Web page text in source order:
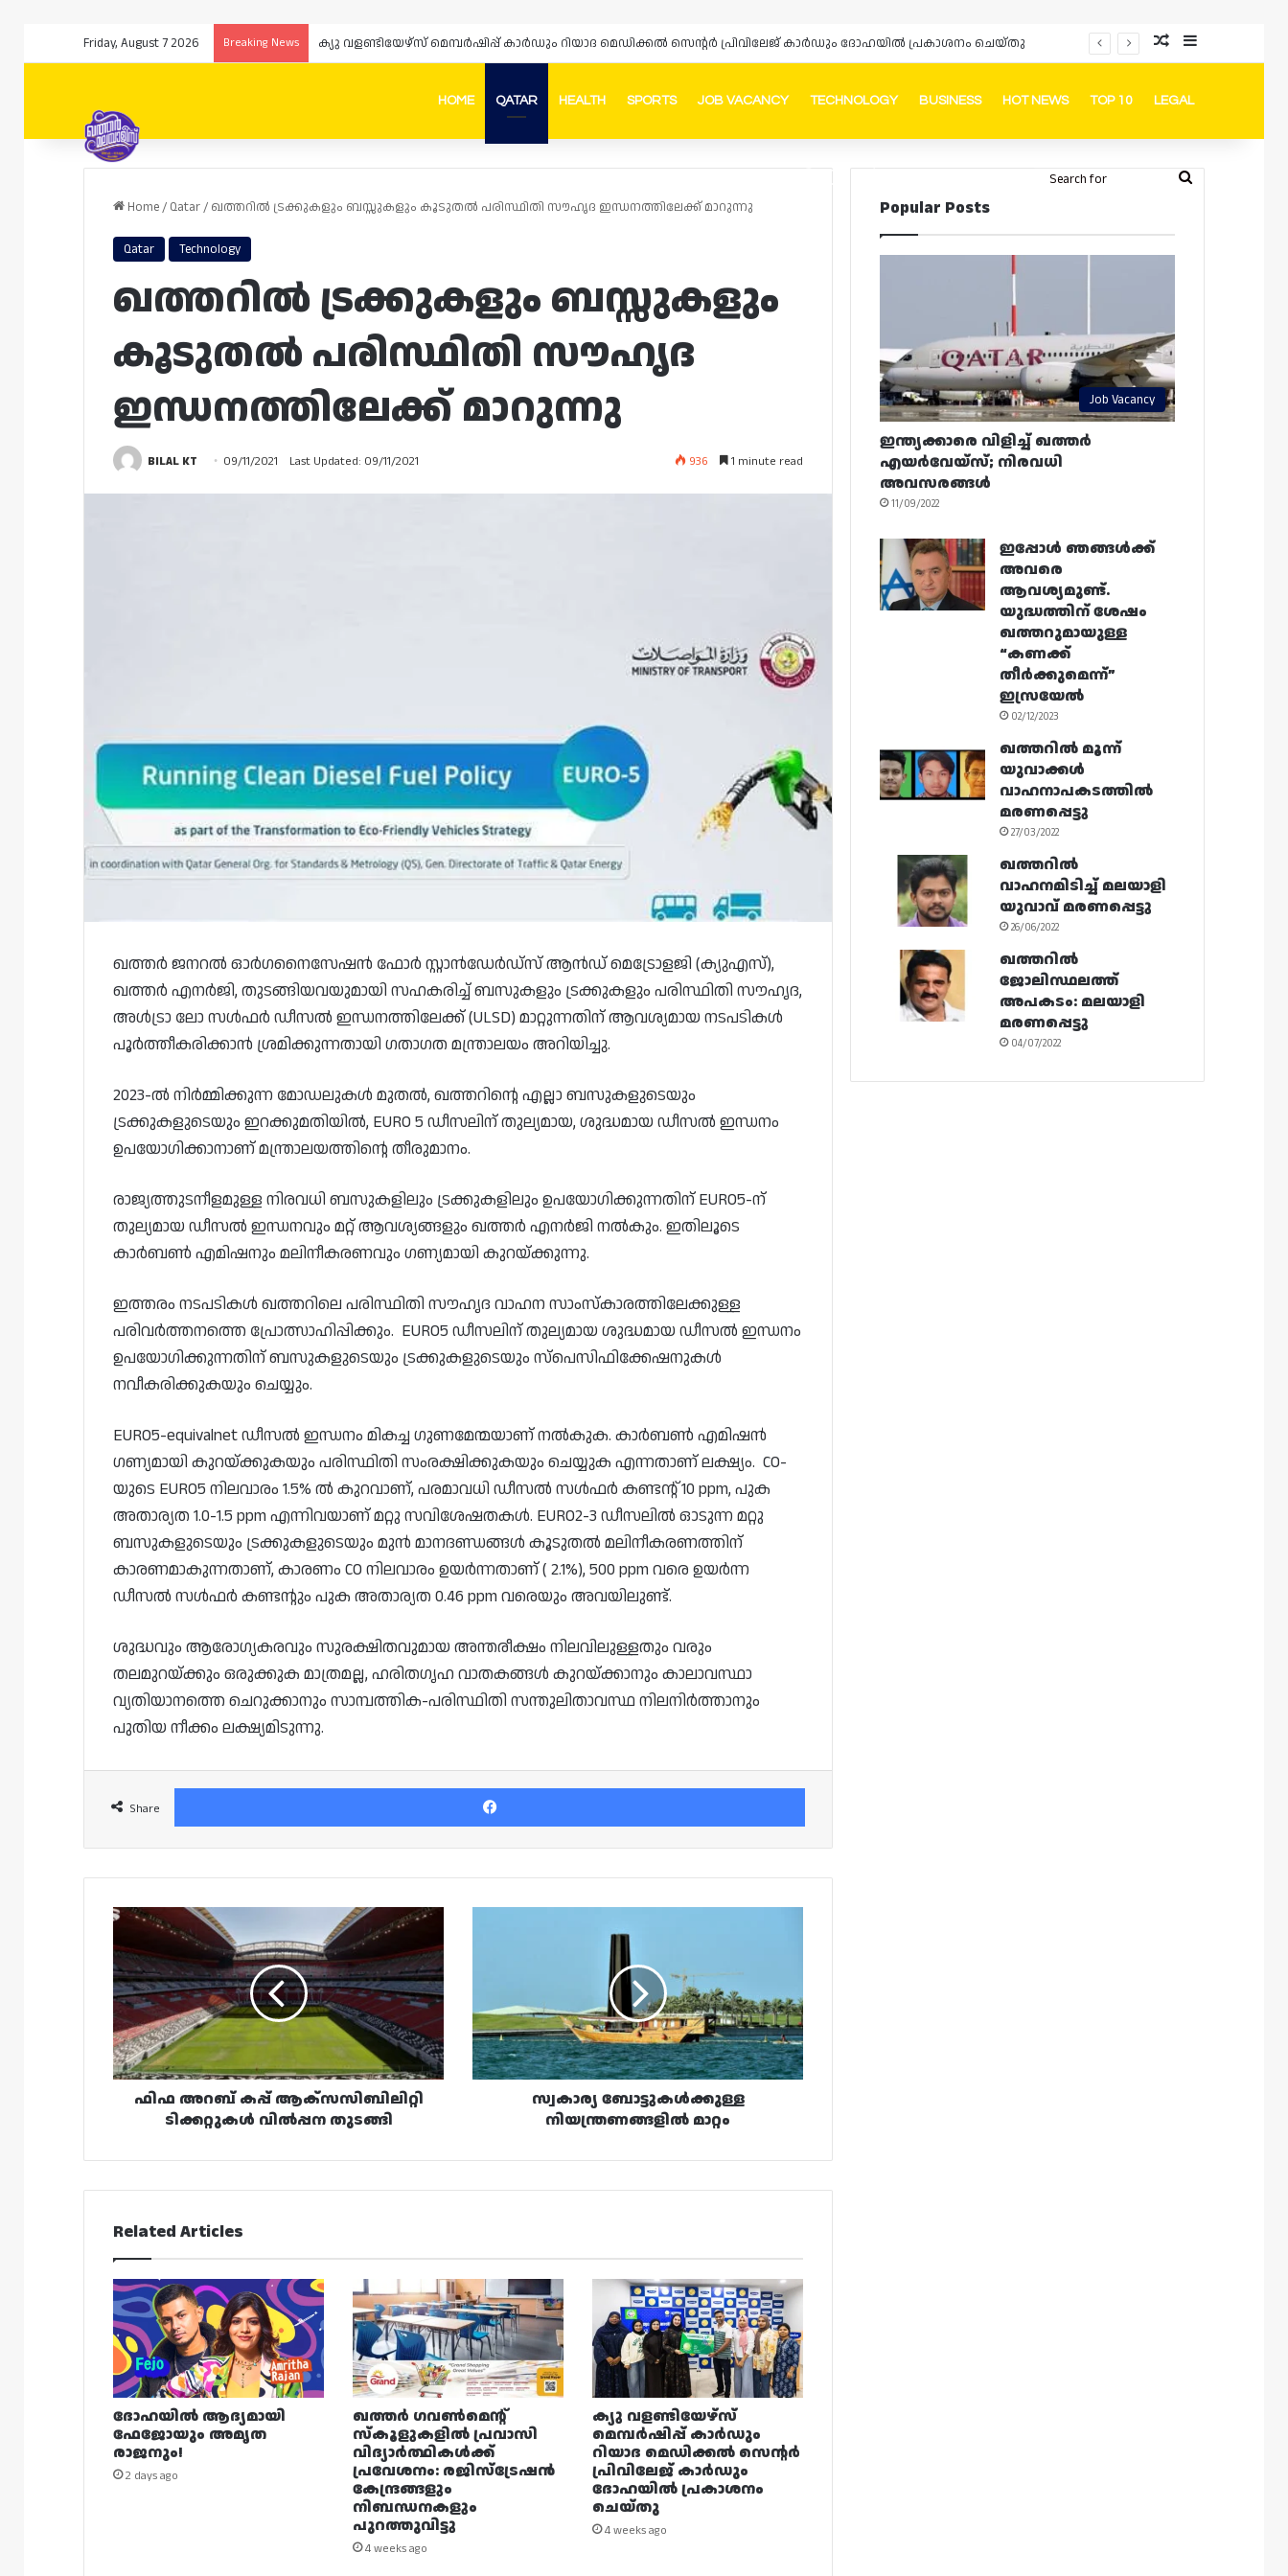
Friday, August 7 2026 Breaking News ക്യു വളണ്ടിയേഴ്‌സ് മെമ്പർഷിപ്പ് കാർഡും റിയാദ മെഡിക്കൽ സെന്റർ പ്രിവിലേജ് കാർഡും ദോഹയിൽ പ്രകാശനം ചെയ്തു Random Article
Sidebar
HOME QATAR HEALTH SPORTS JOB VACANCY TECHNOLOGY BUSINESS HOT NEWS TOP 10 LEGAL
FacebookInstagram
Telegram
Whatsapp Random Article
Switch skin
Search
Home/ Qatar/ ഖത്തറിൽ ട്രക്കുകളും ബസ്സുകളും കൂടുതൽ പരിസ്ഥിതി സൗഹൃദ ഇന്ധനത്തിലേക്ക് മാറുന്നു
Qatar Technology
ഖത്തറിൽ ട്രക്കുകളും ബസ്സുകളും
കൂടുതൽ പരിസ്ഥിതി സൗഹൃദ
ഇന്ധനത്തിലേക്ക് മാറുന്നു
BILAL KT 09/11/2021 Last Updated: 09/11/2021 936 1 minute read
ഖത്തർ ജനറൽ ഓർഗനൈസേഷൻ ഫോർ സ്റ്റാൻഡേർഡ്സ് ആൻഡ് മെട്രോളജി (ക്യുഎസ്),
ഖത്തർ എനർജി, തുടങ്ങിയവയുമായി സഹകരിച്ച് ബസുകളും ട്രക്കുകളും പരിസ്ഥിതി സൗഹൃദ,
അൾട്രാ ലോ സൾഫർ ഡീസൽ ഇന്ധനത്തിലേക്ക് (ULSD) മാറ്റുന്നതിന് ആവശ്യമായ നടപടികൾ
പൂർത്തീകരിക്കാൻ ശ്രമിക്കുന്നതായി ഗതാഗത മന്ത്രാലയം അറിയിച്ചു.
2023-ൽ നിർമ്മിക്കുന്ന മോഡലുകൾ മുതൽ, ഖത്തറിന്റെ എല്ലാ ബസുകളുടെയും
ട്രക്കുകളുടെയും ഇറക്കുമതിയിൽ, EURO 5 ഡീസലിന് തുല്യമായ, ശുദ്ധമായ ഡീസൽ ഇന്ധനം
ഉപയോഗിക്കാനാണ് മന്ത്രാലയത്തിന്റെ തീരുമാനം.
രാജ്യത്തുടനീളമുള്ള നിരവധി ബസുകളിലും ട്രക്കുകളിലും ഉപയോഗിക്കുന്നതിന് EURO5-ന്
തുല്യമായ ഡീസൽ ഇന്ധനവും മറ്റ് ആവശ്യങ്ങളും ഖത്തർ എനർജി നൽകും. ഇതിലൂടെ
കാർബൺ എമിഷനും മലിനീകരണവും ഗണ്യമായി കുറയ്ക്കുന്നു.
ഇത്തരം നടപടികൾ ഖത്തറിലെ പരിസ്ഥിതി സൗഹൃദ വാഹന സാംസ്കാരത്തിലേക്കുള്ള
പരിവർത്തനത്തെ പ്രോത്സാഹിപ്പിക്കും. EURO5 ഡീസലിന് തുല്യമായ ശുദ്ധമായ ഡീസൽ ഇന്ധനം
ഉപയോഗിക്കുന്നതിന് ബസുകളുടെയും ട്രക്കുകളുടെയും സ്പെസിഫിക്കേഷനുകൾ
നവീകരിക്കുകയും ചെയ്യും.
EURO5-equivalnet ഡീസൽ ഇന്ധനം മികച്ച ഗുണമേന്മയാണ് നൽകുക. കാർബൺ എമിഷൻ
ഗണ്യമായി കുറയ്ക്കുകയും പരിസ്ഥിതി സംരക്ഷിക്കുകയും ചെയ്യുക എന്നതാണ് ലക്ഷ്യം. CO-
യുടെ EURO5 നിലവാരം 1.5% ൽ കുറവാണ്, പരമാവധി ഡീസൽ സൾഫർ കണ്ടന്റ് 10 ppm, പുക
അതാര്യത 1.0-1.5 ppm എന്നിവയാണ് മറ്റു സവിശേഷതകൾ. EURO2-3 ഡീസലിൽ ഓടുന്ന മറ്റു
ബസുകളുടെയും ട്രക്കുകളുടെയും മുൻ മാനദണ്ഡങ്ങൾ കൂടുതൽ മലിനീകരണത്തിന്
കാരണമാകുന്നതാണ്, കാരണം CO നിലവാരം ഉയർന്നതാണ് ( 2.1%), 500 ppm വരെ ഉയർന്ന
ഡീസൽ സൾഫർ കണ്ടന്റും പുക അതാര്യത 0.46 ppm വരെയും അവയിലുണ്ട്.
ശുദ്ധവും ആരോഗ്യകരവും സുരക്ഷിതവുമായ അന്തരീക്ഷം നിലവിലുള്ളതും വരും
തലമുറയ്‌ക്കും ഒരുക്കുക മാത്രമല്ല, ഹരിതഗൃഹ വാതകങ്ങൾ കുറയ്ക്കാനും കാലാവസ്ഥാ
വ്യതിയാനത്തെ ചെറുക്കാനും സാമ്പത്തിക-പരിസ്ഥിതി സന്തുലിതാവസ്ഥ നിലനിർത്താനും
പുതിയ നീക്കം ലക്ഷ്യമിടുന്നു.
Share
Facebook
ഫിഫ
കപ്പ്
ആക്സസിബിലിറ്റി
ടിക്കറ്റുകൾ
വിൽപ്പന
തുടങ്ങി
ഫിഫ അറബ് കപ്പ് ആക്സസിബിലിറ്റി
ടിക്കറ്റുകൾ വിൽപ്പന തുടങ്ങി
സ്വകാര്യ ബോട്ടുകൾക്കുള്ള
നിയന്ത്രണങ്ങളിൽ മാറ്റം
Related Articles
ദോഹയിൽ ആദ്യമായി
ഫേജോയും അമൃത
രാജനും!
2 days ago
ഖത്തർ ഗവൺമെന്റ്
സ്കൂളുകളിൽ പ്രവാസി
വിദ്യാർത്ഥികൾക്ക്
പ്രവേശനം: രജിസ്ട്രേഷൻ
കേന്ദ്രങ്ങളും
നിബന്ധനകളും
പുറത്തുവിട്ടു
4 weeks ago
ക്യു വളണ്ടിയേഴ്‌സ്
മെമ്പർഷിപ്പ് കാർഡും
റിയാദ മെഡിക്കൽ സെന്റർ
പ്രിവിലേജ് കാർഡും
ദോഹയിൽ പ്രകാശനം
ചെയ്തു
4 weeks ago
Popular Posts
Job Vacancy
ഇന്ത്യക്കാരെ വിളിച്ച് ഖത്തർ
എയർവേയ്‌സ്; നിരവധി
അവസരങ്ങൾ
11/09/2022
ഇപ്പോൾ ഞങ്ങൾക്ക്
അവരെ
ആവശ്യമുണ്ട്.
യുദ്ധത്തിന് ശേഷം
ഖത്തറുമായുള്ള
“കണക്ക്
തീർക്കുമെന്ന്”
ഇസ്രയേൽ
02/12/2023
ഖത്തറിൽ മൂന്ന്
യുവാക്കൾ
വാഹനാപകടത്തിൽ
മരണപ്പെട്ടു
27/03/2022
ഖത്തറിൽ
വാഹനമിടിച്ച് മലയാളി
യുവാവ് മരണപ്പെട്ടു
26/06/2022
ഖത്തറിൽ
ജോലിസ്ഥലത്ത്
അപകടം: മലയാളി
മരണപ്പെട്ടു
04/07/2022